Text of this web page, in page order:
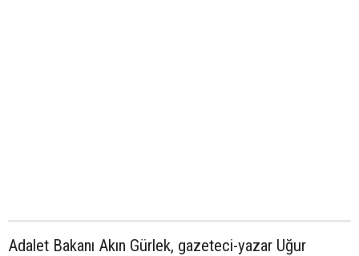
Adalet Bakanı Akın Gürlek, gazeteci-yazar Uğur